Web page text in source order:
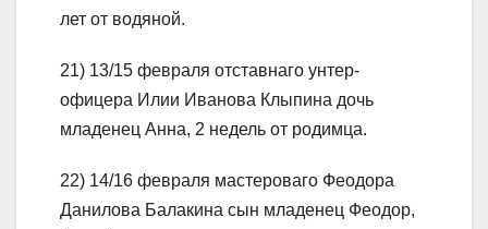
лет от водяной.
21) 13/15 февраля отставнаго унтер-
офицера Илии Иванова Клыпина дочь
младенец Анна, 2 недель от родимца.
22) 14/16 февраля мастероваго Феодора
Данилова Балакина сын младенец Феодор,